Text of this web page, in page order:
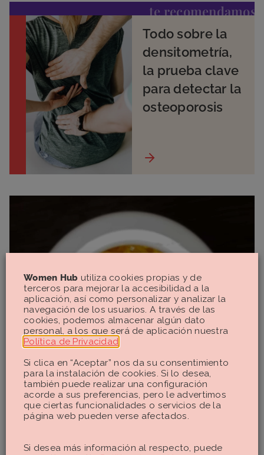
te recomendamos
Todo sobre la
densitometría,
la prueba clave
para detectar la
osteoporosis
Women Hub utiliza cookies propias y de
terceros para mejorar la accesibilidad a la
aplicación, así como personalizar y analizar la
navegación de los usuarios. A través de las
cookies, podemos almacenar algún dato
personal, a los que será de aplicación nuestra
Política de Privacidad
Si clica en “Aceptar” nos da su consentimiento
para la instalación de cookies. Si lo desea,
también puede realizar una configuración
acorde a sus preferencias, pero le advertimos
que ciertas funcionalidades o servicios de la
página web pueden verse afectados.
Si desea más información al respecto, puede